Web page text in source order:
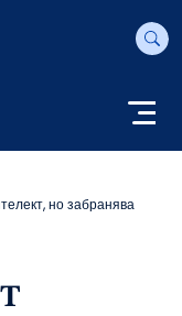
но забранява